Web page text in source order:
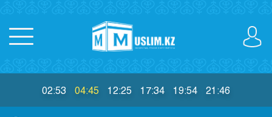
02:53 04:45 12:25 17:34 19:54 21:46